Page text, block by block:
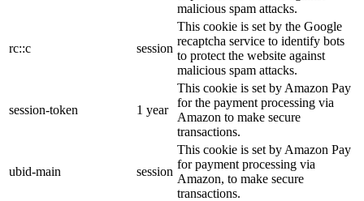
malicious spam attacks.
rc::c session
This cookie is set by the Google
recaptcha service to identify bots
to protect the website against
malicious spam attacks.
session-token 1 year
This cookie is set by Amazon Pay
for the payment processing via
Amazon to make secure
transactions.
ubid-main session
This cookie is set by Amazon Pay
for payment processing via
Amazon, to make secure
transactions.